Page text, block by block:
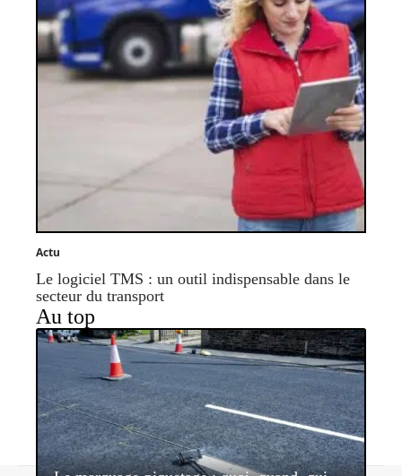
Actu
Le logiciel TMS : un outil indispensable dans le
secteur du transport
Au top